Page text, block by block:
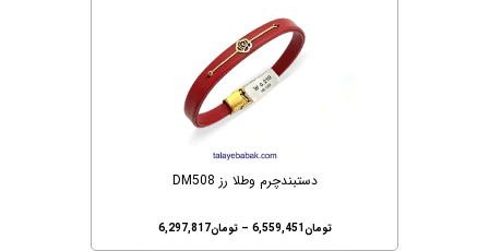
دستبندچرم وطلا رز DM508
تومان6,559,451
– تومان6,297,817